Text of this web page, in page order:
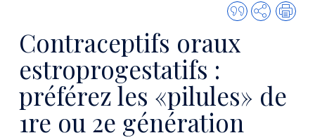
Citer
cette
Partager
Contraceptifs oraux
estroprogestatifs :
préférez les «pilules» de
1re ou 2e génération